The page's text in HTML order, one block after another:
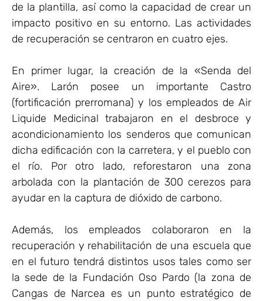
de la plantilla, así como la capacidad de crear un
impacto positivo en su entorno. Las actividades
de recuperación se centraron en cuatro ejes.
En primer lugar, la creación de la «Senda del
Aire». Larón posee un importante Castro
(fortificación prerromana) y los empleados de Air
Liquide Medicinal trabajaron en el desbroce y
acondicionamiento los senderos que comunican
dicha edificación con la carretera, y el pueblo con
el río. Por otro lado, reforestaron una zona
arbolada con la plantación de 300 cerezos para
ayudar en la captura de dióxido de carbono.
Además, los empleados colaboraron en la
recuperación y rehabilitación de una escuela que
en el futuro tendrá distintos usos tales como ser
la sede de la Fundación Oso Pardo (la zona de
Cangas de Narcea es un punto estratégico de